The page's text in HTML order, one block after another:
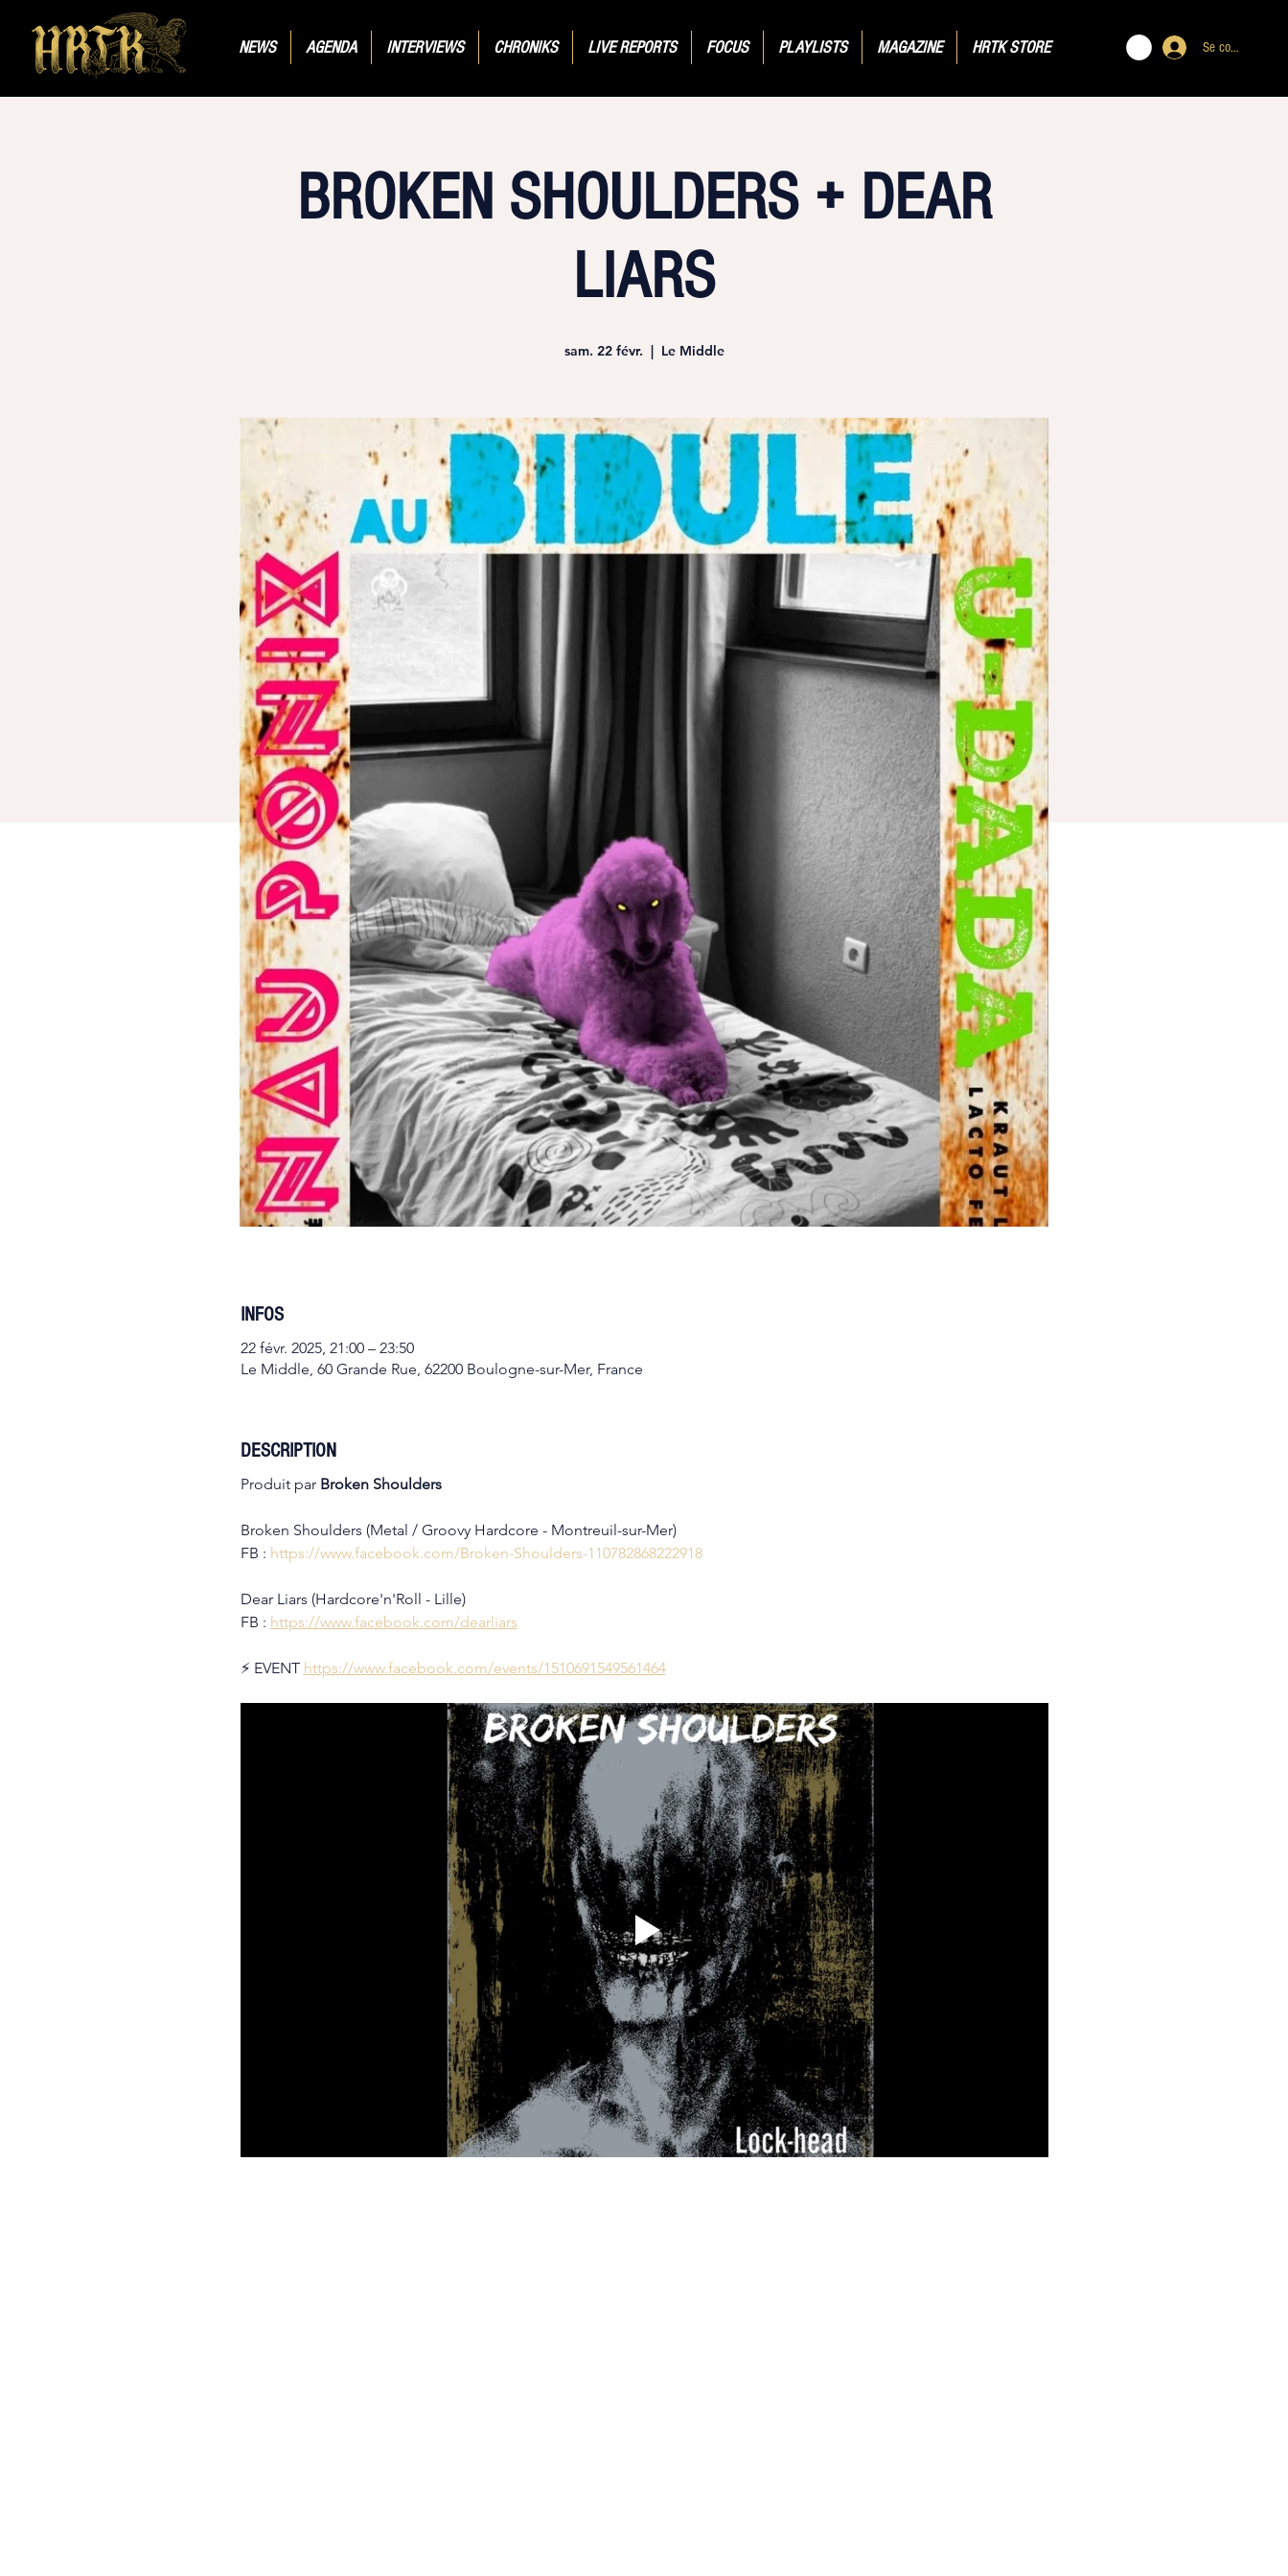
Se connecter
NEWS AGENDA INTERVIEWS CHRONIKS LIVE REPORTS FOCUS PLAYLISTS MAGAZINE HRTK STORE
BROKEN SHOULDERS + DEAR
LIARS
sam. 22 févr.
  |
Le Middle
INFOS
22 févr. 2025, 21:00 – 23:50
Le Middle, 60 Grande Rue, 62200 Boulogne-sur-Mer, France
DESCRIPTION
Produit par Broken Shoulders
Broken Shoulders (Metal / Groovy Hardcore - Montreuil-sur-Mer)
FB : https://www.facebook.com/Broken-Shoulders-110782868222918
Dear Liars (Hardcore'n'Roll - Lille)
FB : https://www.facebook.com/dearliars
⚡️ EVENT https://www.facebook.com/events/1510691549561464